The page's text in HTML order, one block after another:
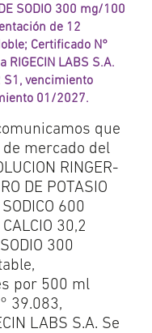
SODIO 300 mg/100
de 12
Certificado N°
LABS S.A.
S1, vencimiento
01/2027.
que
mercado del
RINGER-
DE POTASIO
600
30,2
300
por 500 ml
39.083,
LABS S.A. Se